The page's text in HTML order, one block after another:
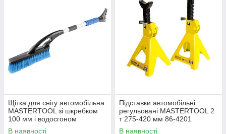
Щітка для снігу автомобільна
MASTERTOOL зі шкребком
100 мм і водосгоном
алюмінієва телескопічна
В наявності
Підставки автомобільні
регульовані MASTERTOOL 2
т 275-420 мм 86-4201
В наявності